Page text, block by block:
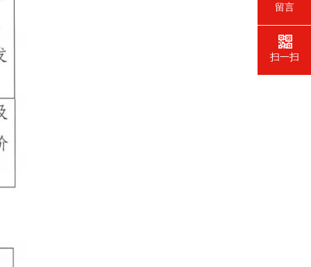
留言
扫一扫